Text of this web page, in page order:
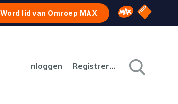
Word lid van Omroep MAX Omroep MAX
NPO
Inloggen Registreren